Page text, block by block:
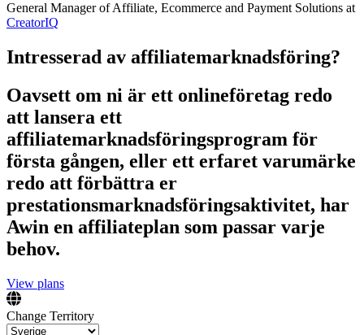
General Manager of Affiliate, Ecommerce and Payment Solutions at
CreatorIQ
Intresserad av affiliatemarknadsföring?
Oavsett om ni är ett onlineföretag redo
att lansera ett
affiliatemarknadsföringsprogram för
första gången, eller ett erfaret varumärke
redo att förbättra er
prestationsmarknadsföringsaktivitet, har
Awin en affiliateplan som passar varje
behov.
View plans
Change Territory